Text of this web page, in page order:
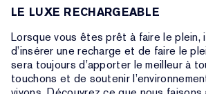
LE LUXE RECHARGEABLE
Lorsque vous êtes prêt à faire le plein,
d’insérer une recharge et de faire le
sera toujours d’apporter le meilleur à
touchons et de soutenir